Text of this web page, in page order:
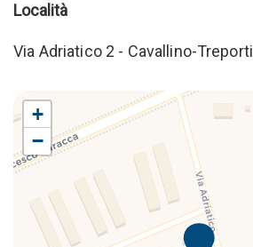
Località
Via Adriatico 2 - Cavallino-Treporti
+
−